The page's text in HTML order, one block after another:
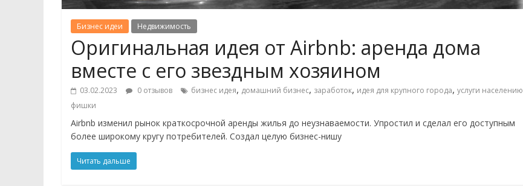
Бизнес идеи Недвижимость
Оригинальная идея от Airbnb: аренда дома
вместе с его звездным хозяином
03.02.2023 0 отзывов бизнес идея, домашний бизнес, заработок, идея для крупного города, услуги населению
фишки
Airbnb изменил рынок краткосрочной аренды жилья до неузнаваемости. Упростил и сделал его доступным
более широкому кругу потребителей. Создал целую бизнес-нишу
Читать дальше